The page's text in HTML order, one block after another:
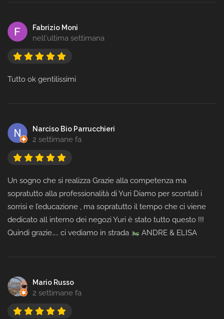
Fabrizio Moni
nell'ultima settimana
Tutto ok gentilissimi
Narciso Bio Parrucchieri
2 settimane fa
Un sogno che si realizza Grazie alla competenza ma
sopratutto alla professionalità di Yuri Diamo per scontati i
sorrisi e l’educazione , ma sopratutto il tempo che ci viene
dedicato all interno dei negozi Yuri è stato tutto questo !!!
Quindi grazie….. ci vediamo in strada
ANDRE & ELISA
Mario Russo
2 settimane fa